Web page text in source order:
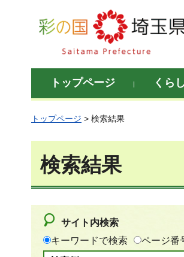
彩の国 埼玉県
トップページ くら
トップページ > 検索結果
検索結果
サイト内検索
キーワードで検索
ページ番